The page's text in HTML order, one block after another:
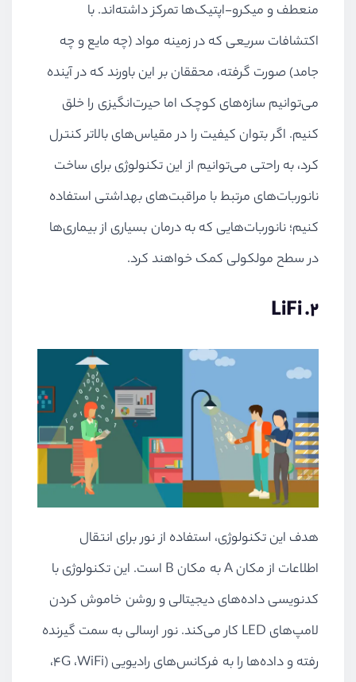
منعطف و میکرو-اپتیک‌ها تمرکز داشته‌اند. با
اکتشافات سریعی که در زمینه مواد (چه مایع و چه
جامد) صورت گرفته، محققان بر این باورند که در آینده
می‌توانیم سازه‌های کوچک اما حیرت‌انگیزی را خلق
کنیم. اگر بتوان کیفیت را در مقیاس‌های بالاتر کنترل
کرد، به راحتی می‌توانیم از این تکنولوژی برای ساخت
نانوربات‌های مرتبط با مراقبت‌های بهداشتی استفاده
کنیم؛ نانوربات‌هایی که به درمان بسیاری از بیماری‌ها
در سطح مولکولی کمک خواهند کرد.
2.
LiFi
هدف این تکنولوژی، استفاده از نور برای انتقال
اطلاعات از مکانAبه مکان B است. این تکنولوژی با
کدنویسی داده‌های دیجیتالی و روشن خاموش کردن
لامپ‌های LED کار می‌کند. نور ارسالی به سمت گیرنده
رفته و داده‌ها را به فرکانس‌های رادیویی (WiFi،4G،